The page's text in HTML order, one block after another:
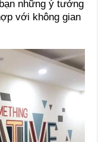
những ý tưởng
với không gian